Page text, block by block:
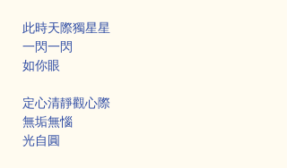
此時天際獨星星
一閃一閃
如你眼
定心清靜觀心際
無垢無惱
光自圓